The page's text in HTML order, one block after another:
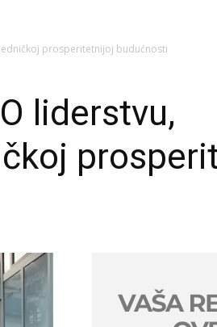
prosperitetnijoj budućnosti
liderstvu,